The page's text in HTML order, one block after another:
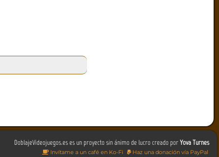
DoblajeVideojuegos.es es un proyecto sin ánimo de lucro creado porYova Turnes
Invítame a un café en Ko-Fi Haz una donación vía PayPal